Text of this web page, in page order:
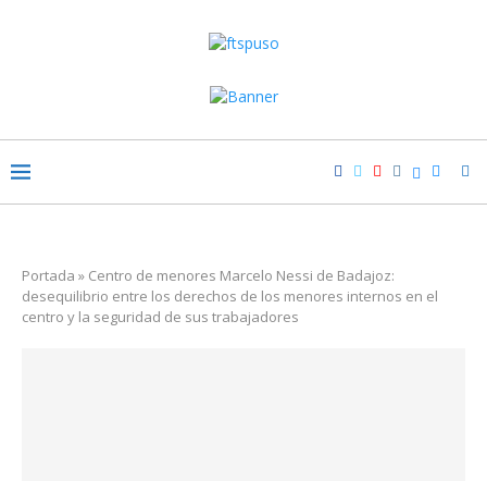
Portada » Centro de menores Marcelo Nessi de Badajoz:
desequilibrio entre los derechos de los menores internos en el
centro y la seguridad de sus trabajadores